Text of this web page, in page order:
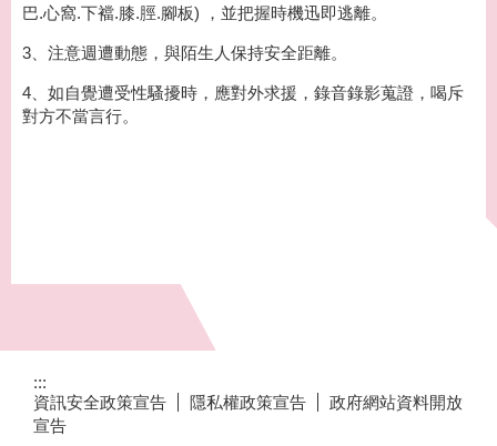
巴.心窩.下襠.膝.脛.腳板) ，並把握時機迅即逃離。
3、注意週遭動態，與陌生人保持安全距離。
4、如自覺遭受性騷擾時，應對外求援，錄音錄影蒐證，喝斥
對方不當言行。
:::
資訊安全政策宣告
隱私權政策宣告
政府網站資料開放
宣告